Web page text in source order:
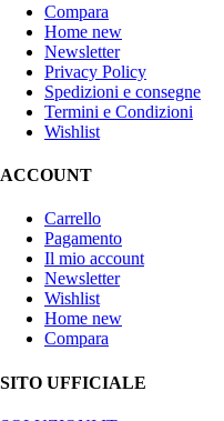
Compara
Home new
Newsletter
Privacy Policy
Spedizioni e consegne
Termini e Condizioni
Wishlist
ACCOUNT
Carrello
Pagamento
Il mio account
Newsletter
Wishlist
Home new
Compara
SITO UFFICIALE